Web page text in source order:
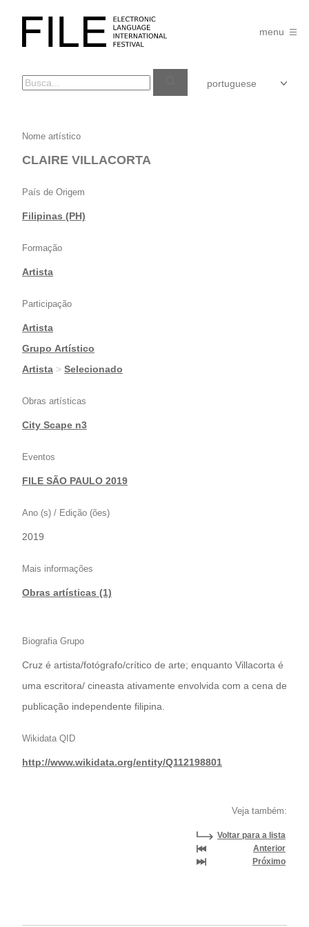
FILE
FESTIVAL
menu
CLAIRE
VILLACORTA
Nome artístico
CLAIRE VILLACORTA
País de Origem
Filipinas (PH)
Formação
Artista
Participação
Artista
|Grupo Artístico
|Artista > Selecionado
Obras artísticas
City Scape n3
Eventos
FILE SÃO PAULO 2019
Ano (s) / Edição (ões)
2019
Mais informações
Obras artísticas (1)
Biografia Grupo
Cruz é artista/fotógrafo/crítico de arte; enquanto Villacorta é
uma escritora/ cineasta ativamente envolvida com a cena de
publicação independente filipina.
Wikidata QID
http://www.wikidata.org/entity/Q112198801
Veja também:
Voltar para a lista
Anterior
Próximo